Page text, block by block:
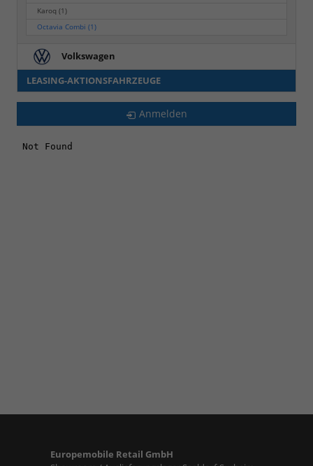
Karoq(1)
Octavia Combi(1)
Volkswagen
LEASING-AKTIONSFAHRZEUGE
Anmelden
Europemobile Retail GmbH